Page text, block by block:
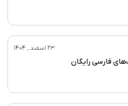
23 اسفند , 1404
فارسی رایگان